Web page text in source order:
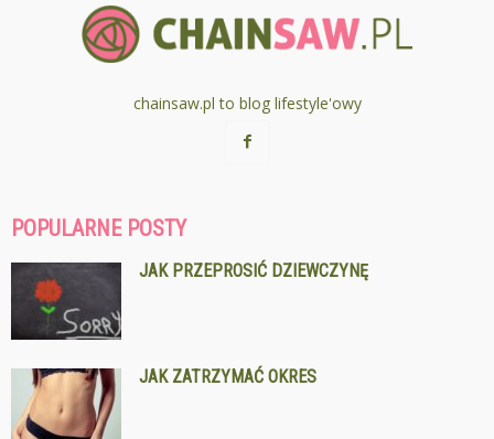
chainsaw.pl to blog lifestyle'owy
POPULARNE POSTY
JAK PRZEPROSIĆ DZIEWCZYNĘ
JAK ZATRZYMAĆ OKRES